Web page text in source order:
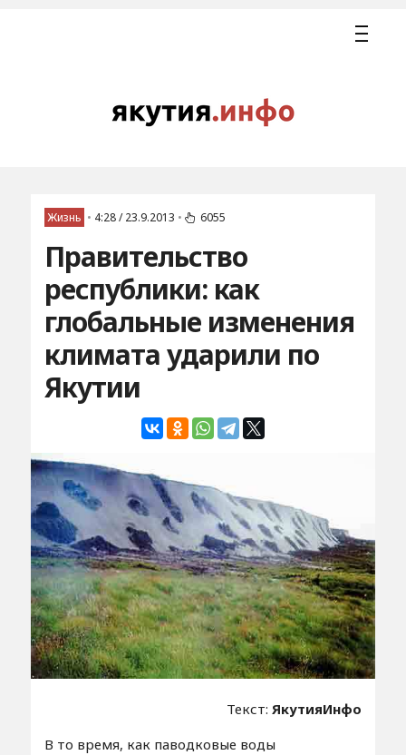
Жизнь • 4:28 / 23.9.2013 • 6055
Правительство
республики: как
глобальные изменения
климата ударили по
Якутии
Текст: ЯкутияИнфо
В то время, как паводковые воды